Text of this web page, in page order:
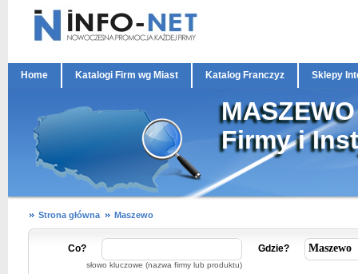
Home Katalogi Firm wg Miast Katalog Franczyz Sklepy
MASZEWO
Firmy i
Strona główna Maszewo
Co?
słowo kluczowe (nazwa firmy lub produktu)
Gdzie?